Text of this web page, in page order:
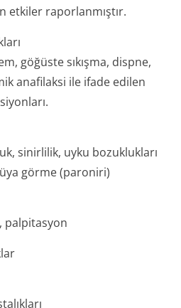
etkiler raporlanmıştır.
göğüste sıkışma, dispne,
anafilaksi ile ifade edilen
sinirlilik, uyku bozuklukları
görme (paroniri)
palpitasyon